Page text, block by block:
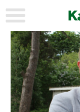
KAUPUNKI
AJANKOHTAISTA
URHEILU
KULTTUURI
HISTORIA